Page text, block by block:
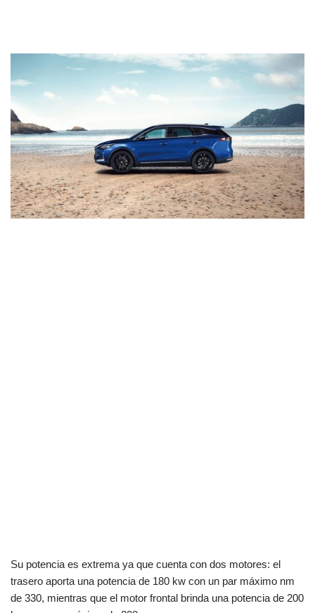
Su potencia es extrema ya que cuenta con dos motores: el
trasero aporta una potencia de 180 kw con un par máximo nm
de 330, mientras que el motor frontal brinda una potencia de 200